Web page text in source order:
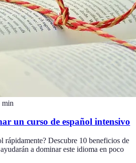
min
un curso de español intensivo
rápidamente? Descubre 10 beneficios de
a dominar este idioma en poco